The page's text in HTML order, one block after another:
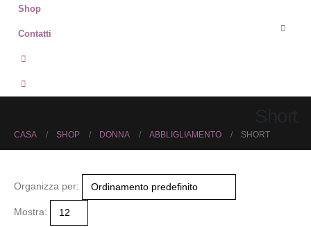
Shop
Contatti
CASA SHOP DONNA ABBLIGLIAMENTO SHORT
Organizza per:
Mostra: